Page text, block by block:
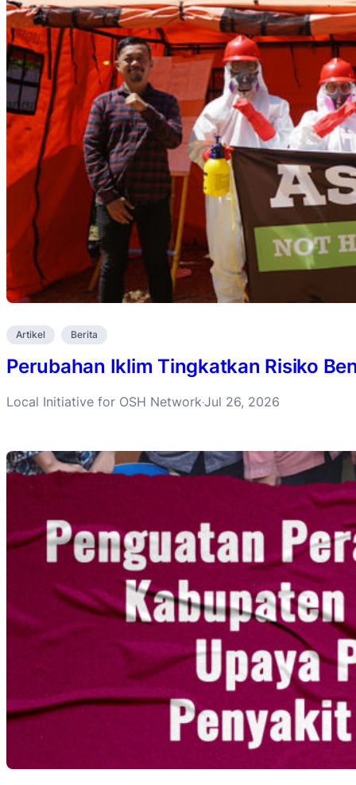
Artikel Berita
Perubahan Iklim Tingkatkan Risiko
Local Initiative for OSH Network·Jul 26, 2026